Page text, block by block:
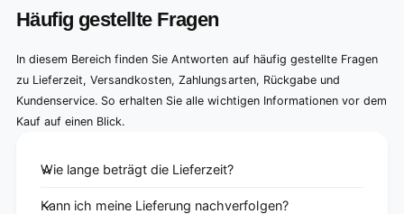
Häufig gestellte Fragen
In diesem Bereich finden Sie Antworten auf häufig gestellte Fragen
zu Lieferzeit, Versandkosten, Zahlungsarten, Rückgabe und
Kundenservice. So erhalten Sie alle wichtigen Informationen vor dem
Kauf auf einen Blick.
Wie lange beträgt die Lieferzeit?
Kann ich meine Lieferung nachverfolgen?